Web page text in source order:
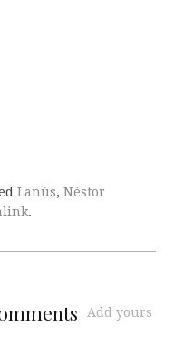
Lanús, Néstor
.
Add yours